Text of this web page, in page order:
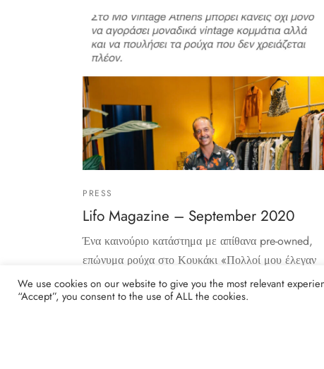
PRESS
Lifo Magazine – September 2020
Ένα καινούριο κατάστημα με απίθανα pre-owned,
επώνυμα ρούχα στο Κουκάκι «Πολλοί μου έλεγαν
“Eί…
We use cookies on our website to give you the most relevant
“Accept”, you consent to the use of ALL the cookies.